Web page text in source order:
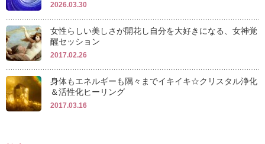
2026.03.30
女性らしい美しさが開花し自分を大好きになる、女神覚
醒セッション
2017.02.26
身体もエネルギーも隅々までイキイキ☆クリスタル浄化
＆活性化ヒーリング
2017.03.16